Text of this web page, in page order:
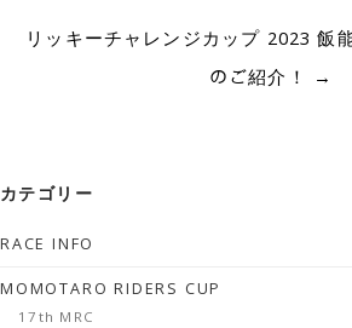
リッキーチャレンジカップ 2023 飯
のご紹介！
→
カテゴリー
RACE INFO
MOMOTARO RIDERS CUP
17th MRC